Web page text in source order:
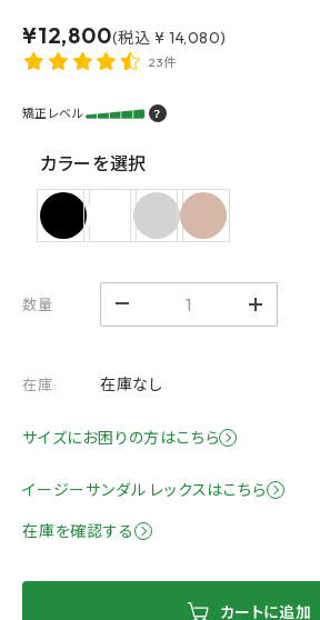
¥12,800(税込 ¥ 14,080)
23件
矯正レベル ？
カラーを選択
数量
在庫: 在庫なし
サイズにお困りの方はこちら
イージーサンダル レックスはこちら
在庫を確認する
カートに追加